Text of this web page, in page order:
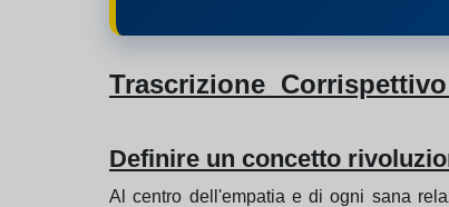
Trascrizione
Definire un concetto
Al centro dell'empatia e di ogni sana